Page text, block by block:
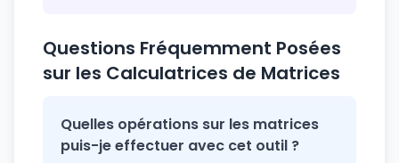
Questions Fréquemment Posées
sur les Calculatrices de Matrices
Quelles opérations sur les matrices
puis-je effectuer avec cet outil ?